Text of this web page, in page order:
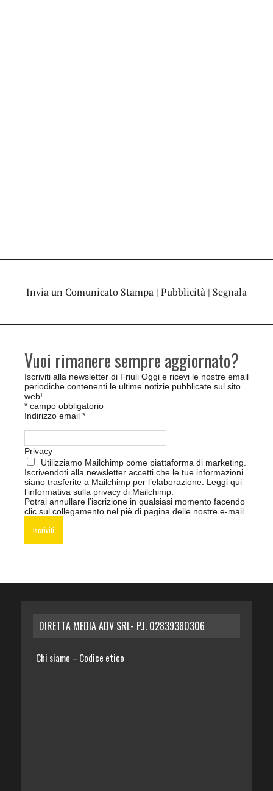
Invia un Comunicato Stampa | Pubblicità | Segnala
Vuoi rimanere sempre aggiornato?
Iscriviti alla newsletter di Friuli Oggi e ricevi le nostre email
periodiche contenenti le ultime notizie pubblicate sul sito
web!
* campo obbligatorio
Indirizzo email *
Privacy
Utilizziamo Mailchimp come piattaforma di marketing.
Iscrivendoti alla newsletter accetti che le tue informazioni
siano trasferite a Mailchimp per l’elaborazione. Leggi qui
l’informativa sulla privacy di Mailchimp.
Potrai annullare l’iscrizione in qualsiasi momento facendo
clic sul collegamento nel piè di pagina delle nostre e-mail.
DIRETTA MEDIA ADV SRL- P.I. 02839380306
Chi siamo – Codice etico